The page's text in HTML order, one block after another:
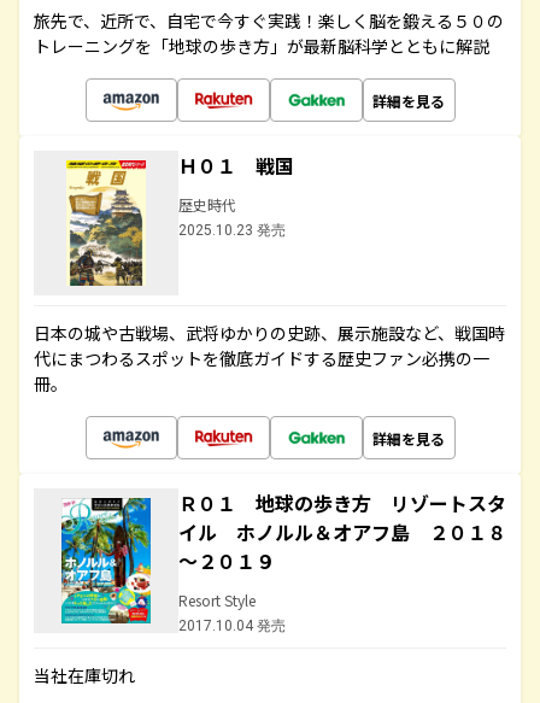
旅先で、近所で、自宅で今すぐ実践！楽しく脳を鍛える５０の
トレーニングを「地球の歩き方」が最新脳科学とともに解説
詳細を見る
Ｈ０１ 戦国
歴史時代
2025.10.23 発売
日本の城や古戦場、武将ゆかりの史跡、展示施設など、戦国時
代にまつわるスポットを徹底ガイドする歴史ファン必携の一
冊。
詳細を見る
Ｒ０１ 地球の歩き方 リゾートスタ
イル ホノルル＆オアフ島 ２０１８
～２０１９
Resort Style
2017.10.04 発売
当社在庫切れ